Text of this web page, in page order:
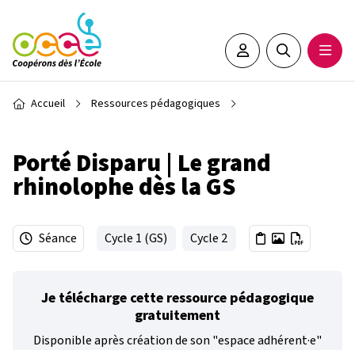
Aller au contenu principal
Espace adhérent•e
Rechercher
Fil d'Ariane
Accueil Ressources pédagogiques
Porté Disparu | Le grand
rhinolophe dès la GS
Séance Cycle 1 (GS) Cycle 2
Je télécharge cette ressource pédagogique
gratuitement
Disponible après création de son "espace adhérent·e"